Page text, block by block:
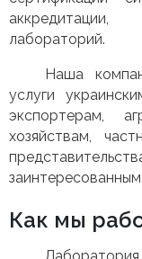
лабораторий.
Наша
услуги
экспортерам,
хозяйствам,
Как мы